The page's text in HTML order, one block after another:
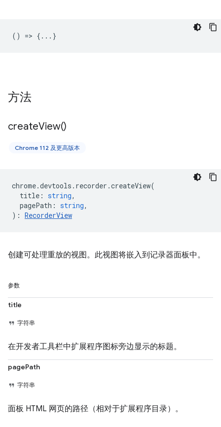
() => {...}
方法
createView()
Chrome 112 及更高版本
chrome.devtools . recorder .createView(
title : string,
pagePath : string,
) : RecorderView
创建可处理重放的视图。此视图将嵌入到记录器面板中。
参数
title
字符串
在开发者工具栏中扩展程序图标旁边显示的标题。
pagePath
字符串
面板 HTML 网页的路径（相对于扩展程序目录）。